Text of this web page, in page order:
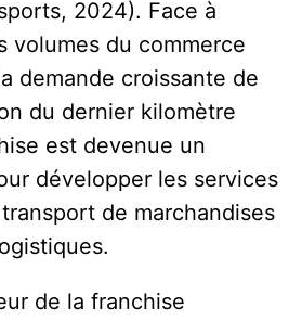
2024). Face à
volumes du commerce
demande croissante de
du dernier kilomètre
est devenue un
développer les services
de marchandises
de la franchise